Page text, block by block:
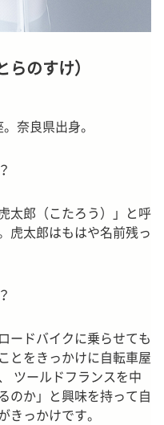
のすけ）
奈良県出身。
太郎（こたろう）」と呼
虎太郎はもはや名前残っ
ードバイクに乗らせても
とをきっかけに自転車屋
ツールドフランスを中
のか」と興味を持って自
っかけです。